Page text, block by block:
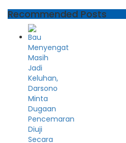
Recommended Posts